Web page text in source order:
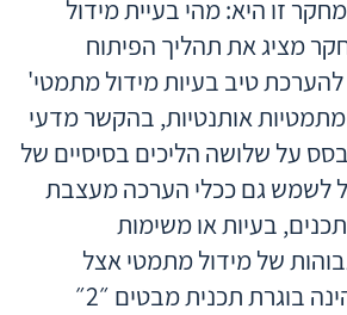
זו היא: מהי בעיית מידול
מציג את תהליך הפיתוח
להערכת טיב בעיות מידול מתמטי'
מתמטיות אותנטיות, בהקשר מדעי
על שלושה הליכים בסיסיים של
לשמש גם ככלי הערכה מעצבת
בעיות או משימות
של מידול מתמטי אצל
התלמידים. יסמין הינה בוגרת תכנית מבטים ״2״